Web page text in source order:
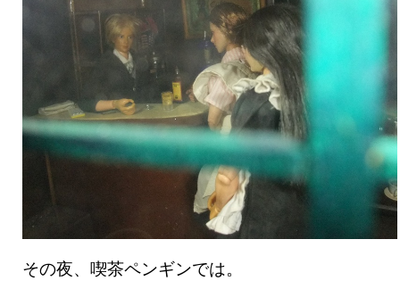
その夜、喫茶ペンギンでは。